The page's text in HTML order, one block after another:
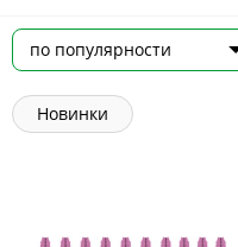
Новинки